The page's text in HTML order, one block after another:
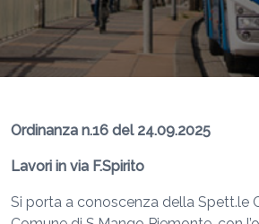
Ordinanza n.16 del 24.09.2025
Lavori in via F.Spirito
Si porta a conoscenza della Spett.le